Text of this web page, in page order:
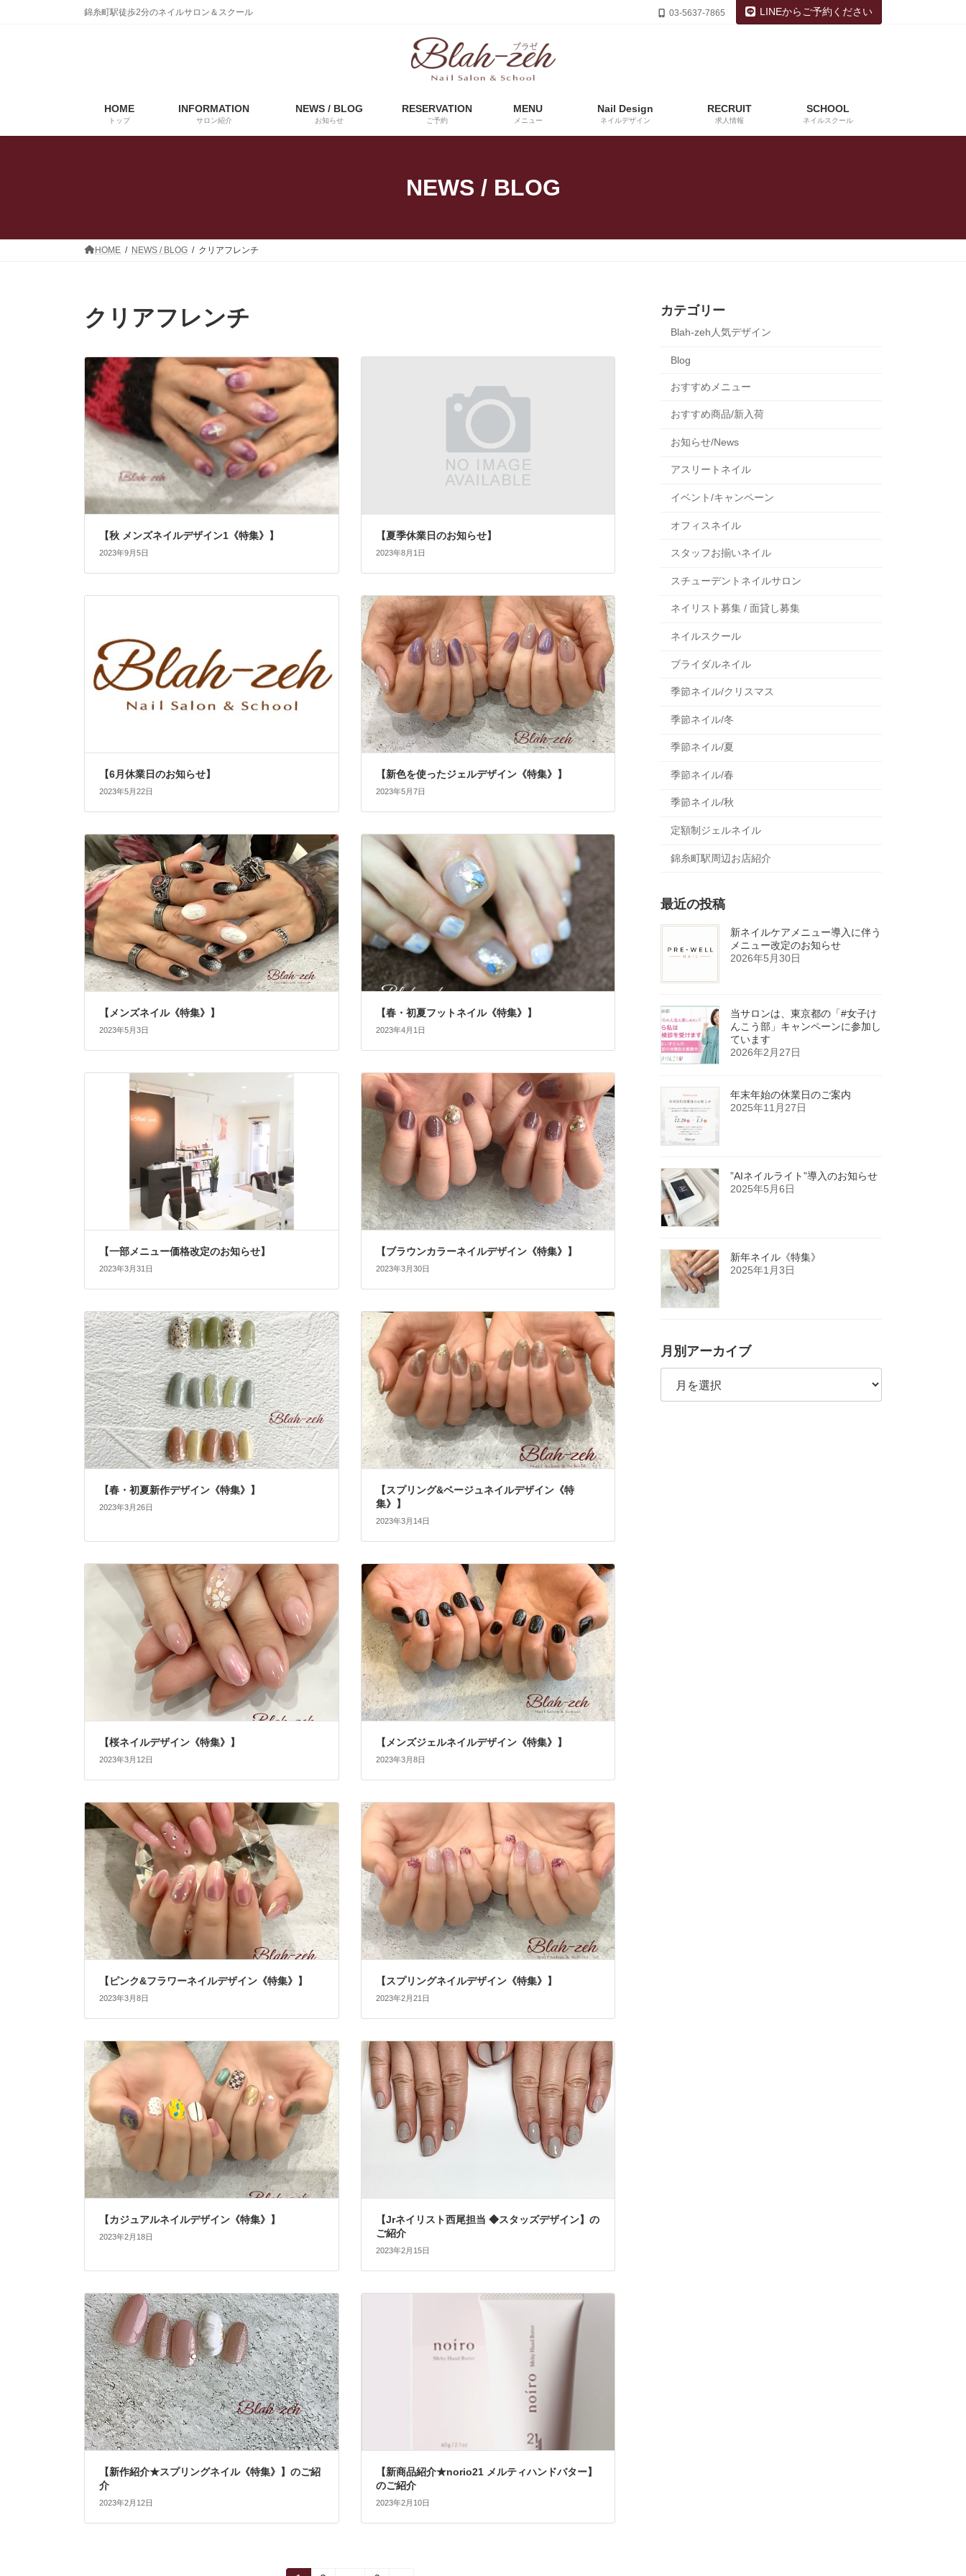
錦糸町駅徒歩2分のネイルサロン＆スクール 03-5637-7865 LINEからご予約ください
HOME
トップ
INFORMATION
サロン紹介
NEWS / BLOG
お知らせ
RESERVATION
ご予約
MENU
メニュー
Nail Design
ネイルデザイン
RECRUIT
求人情報
SCHOOL
ネイルスクール
NEWS / BLOG
HOME NEWS / BLOG クリアフレンチ
クリアフレンチ
【秋 メンズネイルデザイン1《特集》】
2023年9月5日
【夏季休業日のお知らせ】
2023年8月1日
【6月休業日のお知らせ】
2023年5月22日
【新色を使ったジェルデザイン《特集》】
2023年5月7日
【メンズネイル《特集》】
2023年5月3日
【春・初夏フットネイル《特集》】
2023年4月1日
【一部メニュー価格改定のお知らせ】
2023年3月31日
【ブラウンカラーネイルデザイン《特集》】
2023年3月30日
【春・初夏新作デザイン《特集》】
2023年3月26日
【スプリング&ベージュネイルデザイン《特
集》】
2023年3月14日
【桜ネイルデザイン《特集》】
2023年3月12日
【メンズジェルネイルデザイン《特集》】
2023年3月8日
【ピンク&フラワーネイルデザイン《特集》】
2023年3月8日
【スプリングネイルデザイン《特集》】
2023年2月21日
【カジュアルネイルデザイン《特集》】
2023年2月18日
【Jrネイリスト西尾担当 ◆スタッズデザイン】の
ご紹介
2023年2月15日
【新作紹介★スプリングネイル《特集》】のご紹
介
2023年2月12日
【新商品紹介★norio21 メルティハンドバター】
のご紹介
2023年2月10日
カテゴリー
Blah-zeh人気デザイン
Blog
おすすめメニュー
おすすめ商品/新入荷
お知らせ/News
アスリートネイル
イベント/キャンペーン
オフィスネイル
スタッフお揃いネイル
スチューデントネイルサロン
ネイリスト募集 / 面貸し募集
ネイルスクール
ブライダルネイル
季節ネイル/クリスマス
季節ネイル/冬
季節ネイル/夏
季節ネイル/春
季節ネイル/秋
定額制ジェルネイル
錦糸町駅周辺お店紹介
最近の投稿
新ネイルケアメニュー導入に伴う
メニュー改定のお知らせ
2026年5月30日
当サロンは、東京都の「#女子け
んこう部」キャンペーンに参加し
ています
2026年2月27日
年末年始の休業日のご案内
2025年11月27日
”AIネイルライト”導入のお知らせ
2025年5月6日
新年ネイル《特集》
2025年1月3日
月別アーカイブ
月
ア